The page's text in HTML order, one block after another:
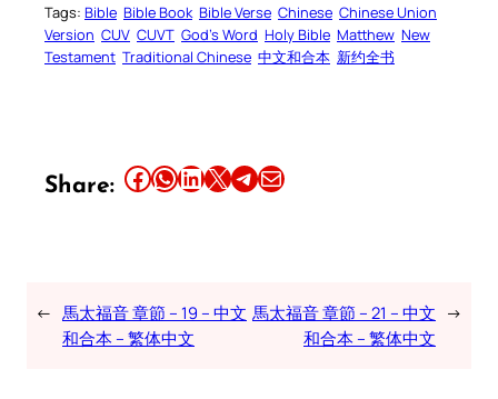
Tags: Bible Bible Book Bible Verse Chinese Chinese Union
Version CUV CUVT God’s Word Holy Bible Matthew New
Testament Traditional Chinese 中文和合本 新约全书
Share: Share this article on Facebook Share this article on WhatsApp Share this article on LinkedIn Share this article on X Share this article on TelegramEmail this Article
← 馬太福音 章節 – 19 – 中文
和合本 – 繁体中文
馬太福音 章節 – 21 – 中文
和合本 – 繁体中文
→